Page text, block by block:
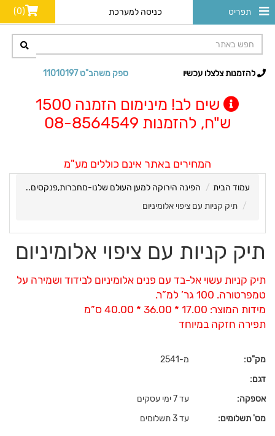
תפריט כניסה למערכת (0)
ספק משהב"ט 11010197 להזמנות צלצלו עכשיו
שים לב! מינימום הזמנה 1500
ש"ח, להזמנות 08-8564549
המחירים באתר אינם כוללים מע"מ
עמוד הבית
הפינה הירוקה למען העולם שלנו-מחברות,פנקסים..
תיק קניות עם ציפוי אלומיניום
תיק קניות עם ציפוי אלומיניום
תיק קניות עשוי אל-בד עם פנים אלומיניום לבידוד ושמירה על
טמפרטורה. 100 גר’ למ”ר.
מידות המוצר: 17.00 * 36.00 * 40.00 ס”מ
תפירה חזקה במיוחד
מק"ט:
מ-2541
דגם:
אספקה:
עד 7 ימי עסקים
מס' תשלומים:
עד 3 תשלומים